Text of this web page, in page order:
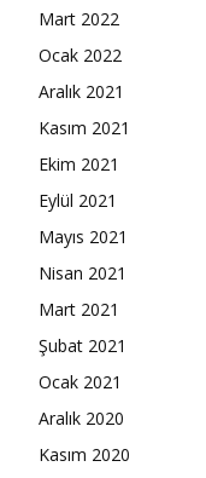
Mart 2022
Ocak 2022
Aralık 2021
Kasım 2021
Ekim 2021
Eylül 2021
Mayıs 2021
Nisan 2021
Mart 2021
Şubat 2021
Ocak 2021
Aralık 2020
Kasım 2020